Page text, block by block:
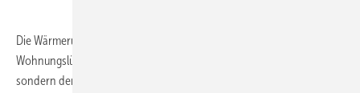
Die Wärmerückgewinnung in RLT-Anlagen und in
Wohnungslüftungsanlagen sollte nicht gesetzlich vorgeschrieben,
sondern dem Markt überlassen werden, wenn die anderen